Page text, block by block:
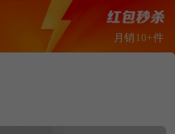
月销 10+件